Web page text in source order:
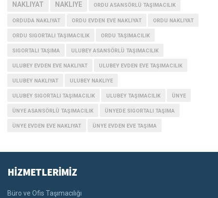
NAKLIYAT NAKLIYE ORDU ASANSÖRLÜ TAŞIMACILIK
ORDUDA NAKLIYAT ORDU EVDEN EVE NAKLIYAT ORDU NAKLIYAT
ORDU SIGORTALI TAŞIMACILIK ORDU TAŞIMACILIK
SIGORTALI TAŞIMA ULUBEY ASANSÖRLÜ TAŞIMACILIK
ULUBEY EVDEN EVE NAKLIYAT ULUBEY EVDEN EVE TAŞIMACILIK
ULUBEY NAKLIYAT ULUBEY NAKLIYE
ULUBEY SIGORTALI TAŞIMACILIK ULUBEY TAŞIMACILIK ÜNYE
ÜNYE ASANSÖRLÜ TAŞIMACILIK ÜNYEDE SIGORTALI TAŞIMA
ÜNYE EVDEN EVE NAKLIYAT ÜNYE EVDEN EVE TAŞIMA
HİZMETLERİMİZ
Büro ve Ofis Taşımacılığı